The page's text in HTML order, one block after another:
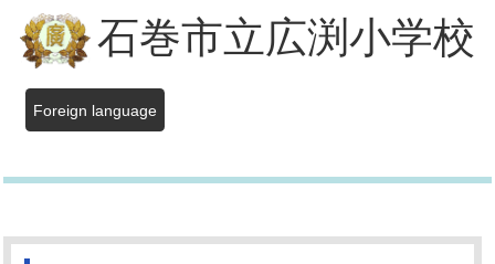
石巻市立広渕小学校
Foreign language